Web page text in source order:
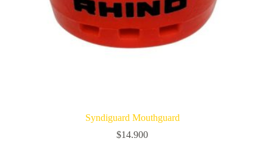
Syndiguard Mouthguard
$14.900